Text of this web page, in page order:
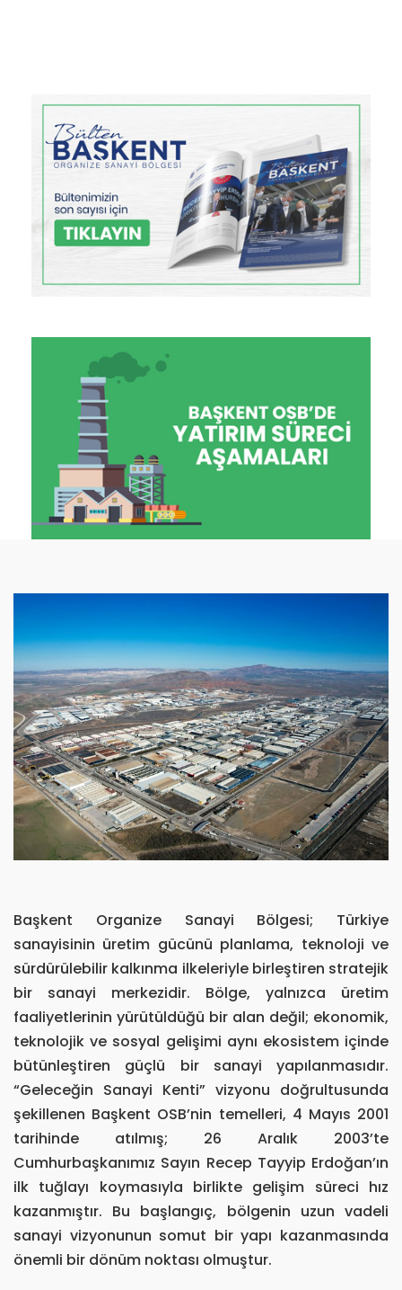
Başkent Organize Sanayi Bölgesi; Türkiye
sanayisinin üretim gücünü planlama, teknoloji ve
sürdürülebilir kalkınma ilkeleriyle birleştiren stratejik
bir sanayi merkezidir. Bölge, yalnızca üretim
faaliyetlerinin yürütüldüğü bir alan değil; ekonomik,
teknolojik ve sosyal gelişimi aynı ekosistem içinde
bütünleştiren güçlü bir sanayi yapılanmasıdır.
“Geleceğin Sanayi Kenti” vizyonu doğrultusunda
şekillenen Başkent OSB’nin temelleri, 4 Mayıs 2001
tarihinde atılmış; 26 Aralık 2003’te
Cumhurbaşkanımız Sayın Recep Tayyip Erdoğan’ın
ilk tuğlayı koymasıyla birlikte gelişim süreci hız
kazanmıştır. Bu başlangıç, bölgenin uzun vadeli
sanayi vizyonunun somut bir yapı kazanmasında
önemli bir dönüm noktası olmuştur.